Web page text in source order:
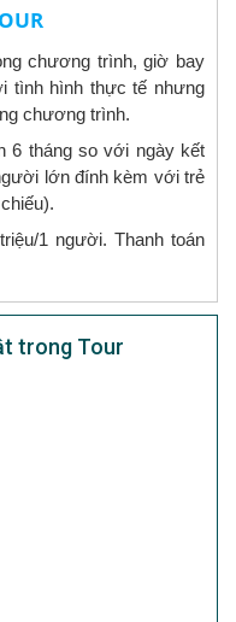
chương trình, giờ bay
tình hình thực tế nhưng
chương trình.
6 tháng so với ngày kết
lớn đính kèm với trẻ
1 người. Thanh toán
trong Tour